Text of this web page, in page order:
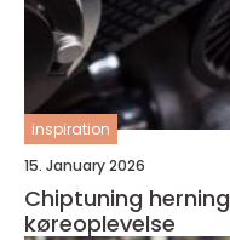
inspiration
15. January 2026
Chiptuning herning mere kraft og bedre
køreoplevelse